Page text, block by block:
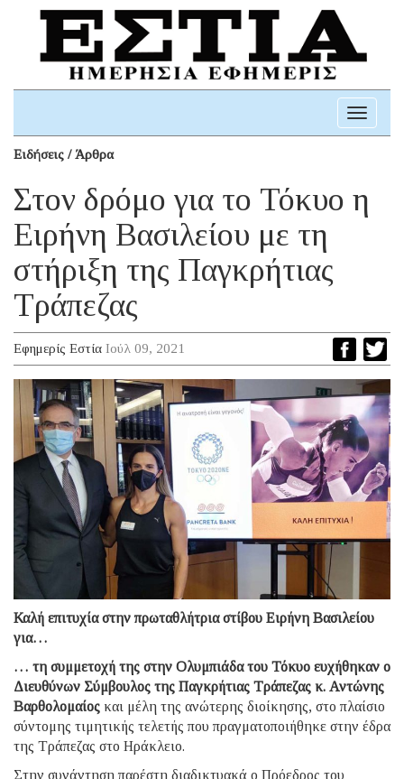
Toggle
Ειδήσεις / Άρθρα
Στον δρόμο για το Τόκυο η
Ειρήνη Βασιλείου με τη
στήριξη της Παγκρήτιας
Τράπεζας
Εφημερίς Εστία Ιούλ 09, 2021
Καλή επιτυχία στην πρωταθλήτρια στίβου Ειρήνη Βασιλείου
για…
… τη συμμετοχή της στην Ολυμπιάδα του Τόκυο ευχήθηκαν ο
Διευθύνων Σύμβουλος της Παγκρήτιας Τράπεζας κ. Αντώνης
Βαρθολομαίος και μέλη της ανώτερης διοίκησης, στο πλαίσιο
σύντομης τιμητικής τελετής που πραγματοποιήθηκε στην έδρα
της Τράπεζας στο Ηράκλειο.
Στην συνάντηση παρέστη διαδικτυακά ο Πρόεδρος του